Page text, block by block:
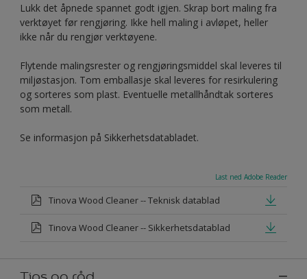
Lukk det åpnede spannet godt igjen. Skrap bort maling fra
verktøyet før rengjøring. Ikke hell maling i avløpet, heller
ikke når du rengjør verktøyene.
Flytende malingsrester og rengjøringsmiddel skal leveres til
miljøstasjon. Tom emballasje skal leveres for resirkulering
og sorteres som plast. Eventuelle metallhåndtak sorteres
som metall.
Se informasjon på Sikkerhetsdatabladet.
Last ned Adobe Reader
Tinova Wood Cleaner -- Teknisk datablad
Tinova Wood Cleaner -- Sikkerhetsdatablad